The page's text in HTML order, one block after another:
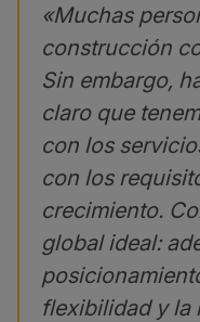
«Muchas
construcción
Sin embargo,
claro que
con los
con los
crecimiento.
global ideal:
flexibilidad y la